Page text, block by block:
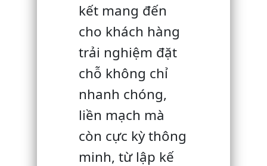
kết mang đến
cho khách hàng
trải nghiệm đặt
chỗ không chỉ
nhanh chóng,
liền mạch mà
còn cực kỳ thông
minh, từ lập kế